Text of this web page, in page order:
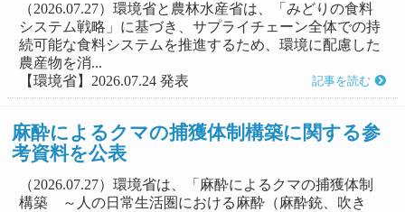
（2026.07.27）環境省と農林水産省は、「みどりの食料
システム戦略」に基づき、サプライチェーン全体での持
続可能な食料システムを推進するため、環境に配慮した
農産物を消...
【環境省】2026.07.24 発表
記事を読む
麻酔によるクマの捕獲体制構築に関する参
考資料を公表
（2026.07.27）環境省は、「麻酔によるクマの捕獲体制
構築 ～人の日常生活圏における麻酔（麻酔銃、吹き